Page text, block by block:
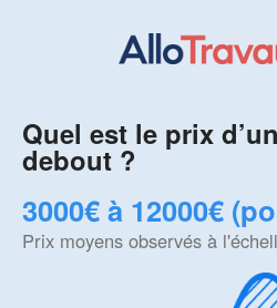
Quel est le prix
debout ?
3000€ à 12000€
Prix moyens observés à